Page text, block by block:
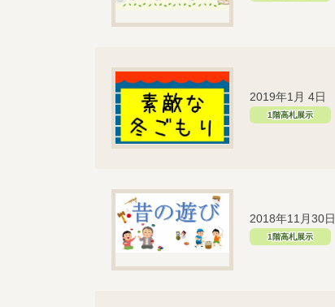
2019年1月 4日
1階高札展示
2018年11月30日
1階高札展示